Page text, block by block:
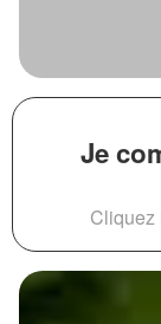
Je
Cliquez